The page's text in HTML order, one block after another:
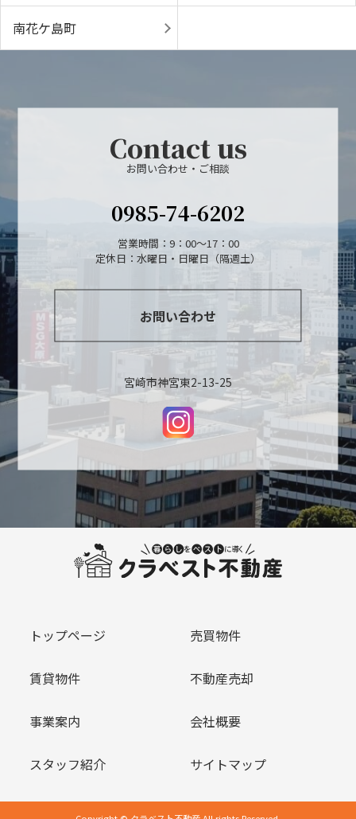
南花ケ島町
Contact us
お問い合わせ・ご相談
0985-74-6202
営業時間：9：00～17：00
定休日：水曜日・日曜日（隔週土）
お問い合わせ
宮崎市神宮東2-13-25
トップページ 売買物件
賃貸物件 不動産売却
事業案内 会社概要
スタッフ紹介 サイトマップ